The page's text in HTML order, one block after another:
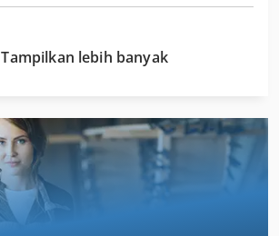
Tampilkan lebih banyak